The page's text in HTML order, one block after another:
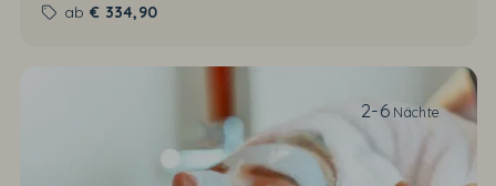
ab€ 334,90
2-6 Nächte